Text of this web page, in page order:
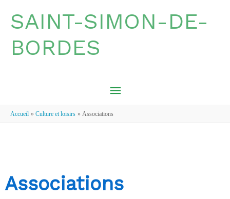
SAINT-SIMON-DE-
BORDES
MENU
PRINCIPAL
Accueil Culture et loisirs Associations
Associations